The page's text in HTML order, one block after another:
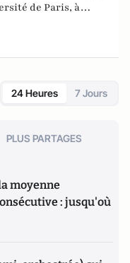
de Paris, à
d'Etudes Politique
il a été pendant
24 Heures 7 Jours
PLUS PARTAGES
moyenne
: jusqu'où